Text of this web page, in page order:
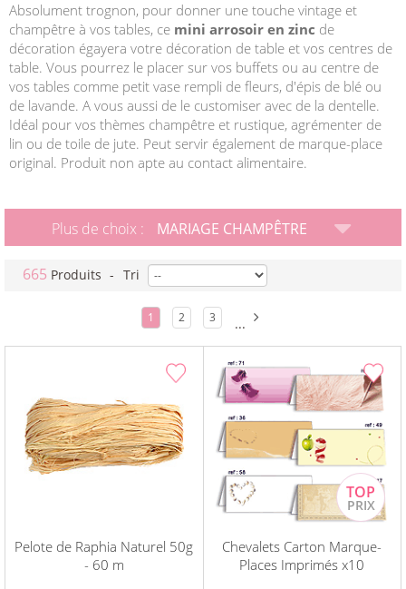
Absolument trognon, pour donner une touche vintage et
champêtre à vos tables, ce mini arrosoir en zinc de
décoration égayera votre décoration de table et vos centres de
table. Vous pourrez le placer sur vos buffets ou au centre de
vos tables comme petit vase rempli de fleurs, d'épis de blé ou
de lavande. A vous aussi de le customiser avec de la dentelle.
Idéal pour vos thèmes champêtre et rustique, agrémenter de
lin ou de toile de jute. Peut servir également de marque-place
original. Produit non apte au contact alimentaire.
Plus de choix : MARIAGE CHAMPÊTRE
665 Produits - Tri
1 2 3 ...
Pelote de Raphia Naturel 50g
- 60 m
Chevalets Carton Marque-
Places Imprimés x10